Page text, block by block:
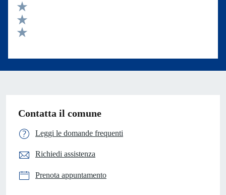
Valuta 4 stelle su 5
Valuta 3 stelle su 5
Valuta 2 stelle su 5
Contatta il comune
Leggi le domande frequenti
Richiedi assistenza
Prenota appuntamento